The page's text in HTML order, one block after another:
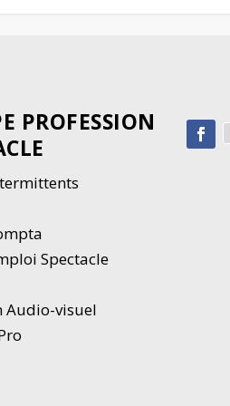
PROFESSION
Spectacle
Audio-visuel